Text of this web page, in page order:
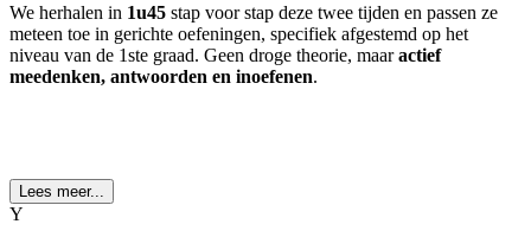
We herhalen in 1u45 stap voor stap deze twee tijden en passen ze
meteen toe in gerichte oefeningen, specifiek afgestemd op het
niveau van de 1ste graad. Geen droge theorie, maaractief
meedenken, antwoorden en inoefenen.
Lees meer...
Y